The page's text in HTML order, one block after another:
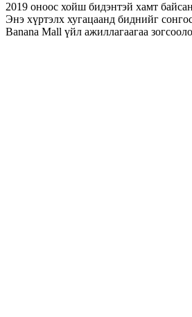
2019 оноос хойш бидэнтэй хамт
Энэ хүртэлх хугацаанд биднийг
Banana Mall үйл ажиллагаагаа